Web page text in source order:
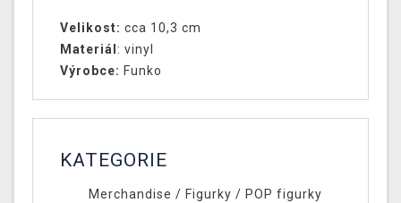
Velikost: cca 10,3 cm
Materiál : vinyl
Výrobce: Funko
KATEGORIE
Merchandise / Figurky / POP figurky